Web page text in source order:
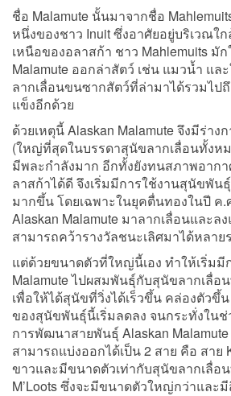
ชื่อ Malamute นั้นมาจากชื่อ
หนึ่งของชาว Inuit ซึ่งอาศัยอยู่บริเวณใ
เหนือของอลาสก้า ชาว Mahlemuits มั
Malamute ออกล่าสัตว์ เช่น แมวน้ำ แล
ลากเลื่อนขนซากสัตว์ที่ล่ามาได้รวมไป
แข็งอีกด้วย
ด้วยเหตุนี้ Alaskan Malamute จึงมีร่า
(ใหญ่ที่สุดในบรรดาสุนัขลากเลื่อนทั้งห
มีพละกำลังมาก อีกทั้งยังทนสภาพอาก
ลาสก้าได้ดี จึงเริ่มมีการใช้งานสุนัขพัน
มากขึ้น โดยเฉพาะในยุคตื่นทองในปี ค.
Alaskan Malamute มาลากเลื่อนและล
สามารถคว้ารางวัลชนะเลิศมาได้หลาย
แต่ด้วยขนาดตัวที่ใหญ่นี้เอง ทำให้เริ่มมี
Malamute ไปผสมพันธุ์กับสุนัขลากเลื่อ
เพื่อให้ได้สุนัขที่วิ่งได้เร็วขึ้น คล่องตัวขึ้
ของสุนัขพันธุ์นี้เริ่มลดลง จนกระทั่งในช่
การพัฒนาสายพันธุ์ Alaskan
สามารถแบ่งออกได้เป็น 2 สาย คือ สาย
ขาวและมีขนาดตัวเท่ากับสุนัขลากเลื่อ
M’Loots ซึ่งจะมีขนาดตัวใหญ่กว่าและ